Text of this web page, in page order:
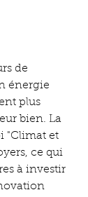
de
énergie
plus
bien. La
"Climat et
ce qui
à investir